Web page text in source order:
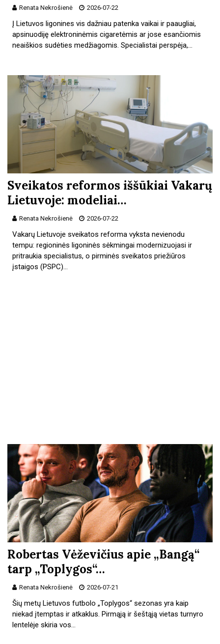
Renata Nekrošienė 2026-07-22
Į Lietuvos ligonines vis dažniau patenka vaikai ir paaugliai,
apsinuodiję elektroninėmis cigaretėmis ar jose esančiomis
neaiškios sudėties medžiagomis. Specialistai perspėja,…
Sveikatos reformos iššūkiai Vakarų
Lietuvoje: modeliai…
Renata Nekrošienė 2026-07-22
Vakarų Lietuvoje sveikatos reforma vyksta nevienodu
tempu: regioninės ligoninės sėkmingai modernizuojasi ir
pritraukia specialistus, o pirminės sveikatos priežiūros
įstaigos (PSPC)…
Robertas Vėževičius apie „Bangą“
tarp „Toplygos“…
Renata Nekrošienė 2026-07-21
Šių metų Lietuvos futbolo „Toplygos“ sezonas yra kaip
niekad įtemptas ir atkaklus. Pirmąją ir šeštąją vietas turnyro
lentelėje skiria vos…